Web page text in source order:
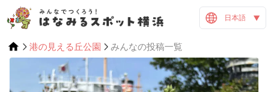
日本語
港の見える丘公園 みんなの投稿一覧